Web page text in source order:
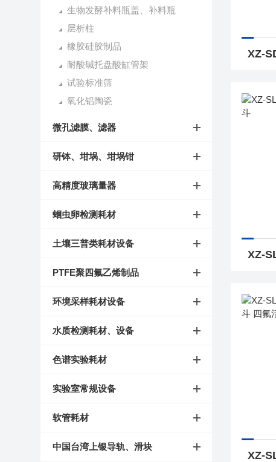
生物发酵补料瓶盖、补料瓶
层析柱
橡胶硅胶制品
耐酸碱托盘酸缸管架
试验标准筛
氧化铝陶瓷
微孔滤膜、滤器
研钵、坩埚、坩埚钳
高精度玻璃量器
蛔虫卵检测耗材
土壤三普类耗材设备
PTFE聚四氟乙烯制品
环境采样耗材设备
水质检测耗材、设备
色谱实验耗材
实验室常规设备
软管耗材
中国台湾上银导轨、滑块